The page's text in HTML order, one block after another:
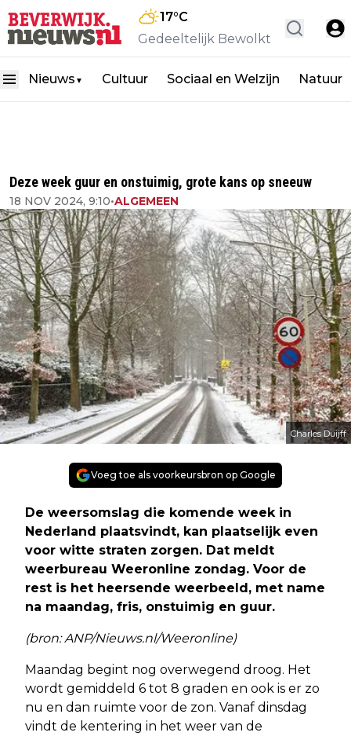
17°C
Gedeeltelijk Bewolkt
Nieuws ▼ Cultuur Sociaal en Welzijn Natuur
Deze week guur en onstuimig, grote kans op sneeuw
18 NOV 2024, 9:10•ALGEMEEN
Charles Duijff
Voeg toe als voorkeursbron op Google
De weersomslag die komende week in
Nederland plaatsvindt, kan plaatselijk even
voor witte straten zorgen. Dat meldt
weerbureau Weeronline zondag. Voor de
rest is het heersende weerbeeld, met name
na maandag, fris, onstuimig en guur.
(bron: ANP/Nieuws.nl/Weeronline)
Maandag begint nog overwegend droog. Het
wordt gemiddeld 6 tot 8 graden en ook is er zo
nu en dan ruimte voor de zon. Vanaf dinsdag
vindt de kentering in het weer van de